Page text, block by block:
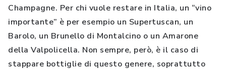
Champagne. Per chi vuole restare in Italia, un “vino
importante” è per esempio un Supertuscan, un
Barolo, un Brunello di Montalcino o un Amarone
della Valpolicella. Non sempre, però, è il caso di
stappare bottiglie di questo genere, soprattutto